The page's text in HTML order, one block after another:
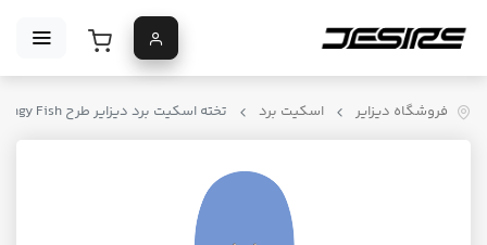
فروشگاه دیزایر اسکیت برد تخته اسکیت برد دیزایر طرح Angy Fish